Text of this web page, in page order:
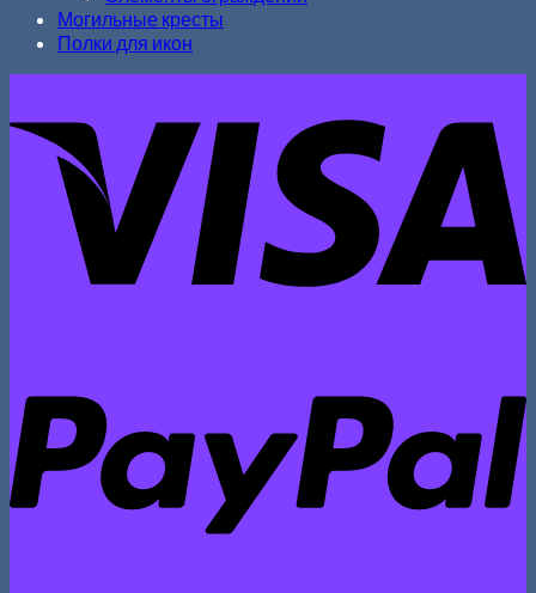
Могильные кресты
Полки для икон